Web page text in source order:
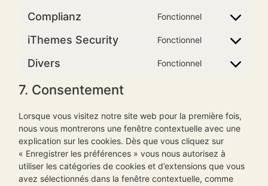
Complianz Fonctionnel
iThemes Security Fonctionnel
Divers Fonctionnel
7. Consentement
Lorsque vous visitez notre site web pour la première fois,
nous vous montrerons une fenêtre contextuelle avec une
explication sur les cookies. Dès que vous cliquez sur
« Enregistrer les préférences » vous nous autorisez à
utiliser les catégories de cookies et d’extensions que vous
avez sélectionnés dans la fenêtre contextuelle, comme